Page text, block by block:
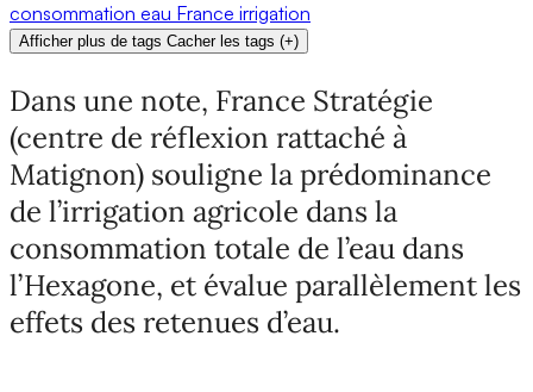
consommation eau France irrigation
Afficher plus de tags Cacher les tags (+)
Dans une note, France Stratégie
(centre de réflexion rattaché à
Matignon) souligne la prédominance
de l’irrigation agricole dans la
consommation totale de l’eau dans
l’Hexagone, et évalue parallèlement les
effets des retenues d’eau.